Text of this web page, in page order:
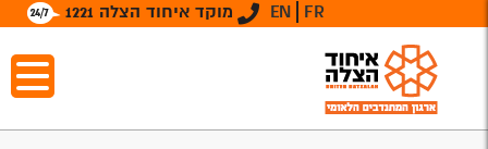
מוקד איחוד הצלה 1221 EN FR